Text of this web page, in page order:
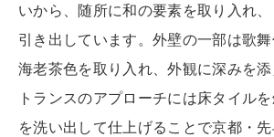
いから、随所に和の要素を取り入れ
引き出しています。外壁の一部は歌
海老茶色を取り入れ、外観に深みを
トランスのアプローチには床タイル
を洗い出して仕上げることで京都・